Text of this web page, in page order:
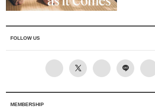
FOLLOW US
MEMBERSHIP